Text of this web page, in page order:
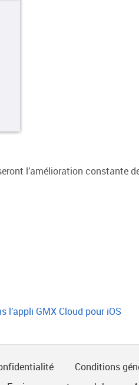
l’amélioration constante
GMX Cloud pour iOS
Conditions